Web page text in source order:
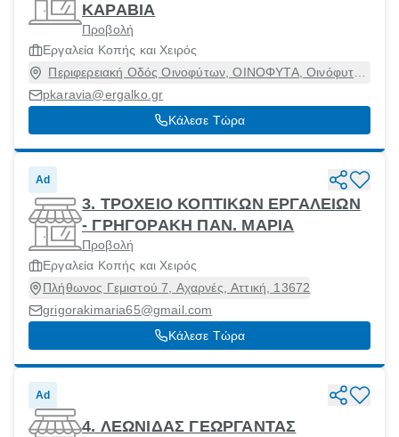
ΚΑΡΑΒΙΑ
Προβολή
Εργαλεία Κοπής και Χειρός
Περιφερειακή Οδός Οινοφύτων, ΟΙΝΟΦΥΤΑ, Οινόφυτα,
Βοιωτία, 32011
pkaravia@ergalko.gr
Κάλεσε Τώρα
Ad
3. ΤΡΟΧΕΙΟ ΚΟΠΤΙΚΩΝ ΕΡΓΑΛΕΙΩΝ
- ΓΡΗΓΟΡΑΚΗ ΠΑΝ. ΜΑΡΙΑ
Προβολή
Εργαλεία Κοπής και Χειρός
Πλήθωνος Γεμιστού 7, Αχαρνές, Αττική, 13672
grigorakimaria65@gmail.com
Κάλεσε Τώρα
Ad
4. ΛΕΩΝΙΔΑΣ ΓΕΩΡΓΑΝΤΑΣ